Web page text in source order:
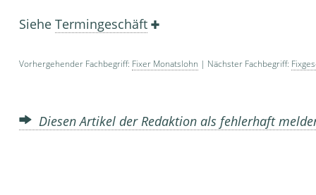
Siehe Termingeschäft
Vorhergehender Fachbegriff: Fixer Monatslohn | Nächster Fachbegriff:
Diesen Artikel der Redaktion als fehlerhaft